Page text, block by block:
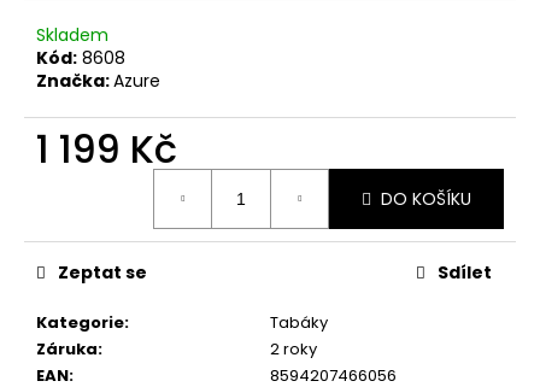
Skladem
Kód: 8608
Značka:Azure
1 199 Kč
DO KOŠÍKU
Kategorie:
Tabáky
Záruka:
2 roky
EAN: 8594207466056
Zeptat se Sdílet